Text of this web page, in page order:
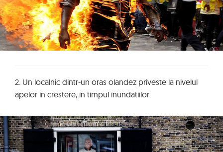
2. Un localnic dintr-un oras olandez priveste la nivelul
apelor in crestere, in timpul inundatiilor.